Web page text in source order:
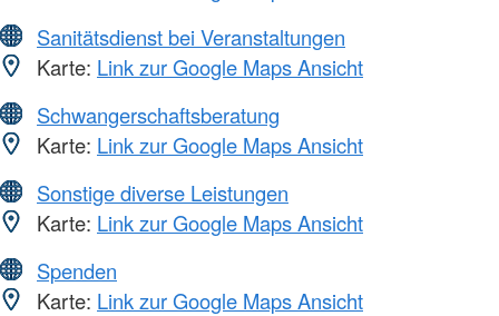
Sanitätsdienst bei Veranstaltungen
Karte: Link zur Google Maps Ansicht
Schwangerschaftsberatung
Karte: Link zur Google Maps Ansicht
Sonstige diverse Leistungen
Karte: Link zur Google Maps Ansicht
Spenden
Karte: Link zur Google Maps Ansicht